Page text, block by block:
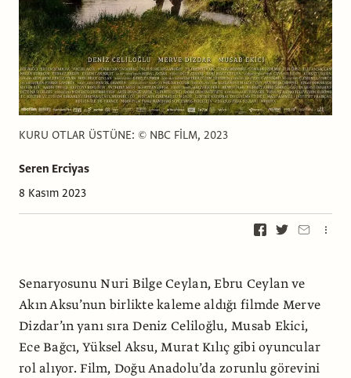
Seren Erciyas
8 Kasım 2023
KURU OTLAR ÜSTÜNE: © NBC FİLM, 2023
Senaryosunu Nuri Bilge Ceylan, Ebru Ceylan ve
Akın Aksu’nun birlikte kaleme aldığı filmde Merve
Dizdar’ın yanı sıra Deniz Celiloğlu, Musab Ekici,
Ece Bağcı, Yüksel Aksu, Murat Kılıç gibi oyuncular
rol alıyor. Film, Doğu Anadolu’da zorunlu görevini